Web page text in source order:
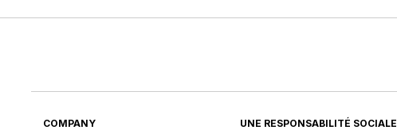
COMPANY UNE RESPONSABILITÉ SOCIALE